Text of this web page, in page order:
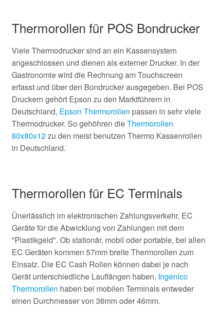
Thermorollen für POS Bondrucker
Viele Thermodrucker sind an ein Kassensystem
angeschlossen und dienen als externer Drucker. In der
Gastronomie wird die Rechnung am Touchscreen
erfasst und über den Bondrucker ausgegeben. Bei POS
Druckern gehört Epson zu den Marktführern in
Deutschland, Epson Thermorollen passen in sehr viele
Thermodrucker. So gehöhren dieThermorollen
80x80x12zu den meist benutzen Thermo Kassenrollen
in Deutschland.
Thermorollen für EC Terminals
Ünerlässlich im elektronischen Zahlungsverkehr, EC
Geräte für die Abwicklung von Zahlungen mit dem
"Plastikgeld". Ob stationär, mobil oder portable, bei allen
EC Geräten kommen 57mm breite Thermorollen zum
Einsatz. Die EC Cash Rollen können dabei je nach
Gerät unterschiedliche Lauflängen haben. Ingenico
Thermorollen haben bei mobilen Terminals entweder
einen Durchmesser von 36mm oder 46mm.